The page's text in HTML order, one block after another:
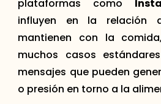
plataformas como
influyen en la relación
mantienen con la
muchos casos
mensajes que pueden
o presión en torno a la